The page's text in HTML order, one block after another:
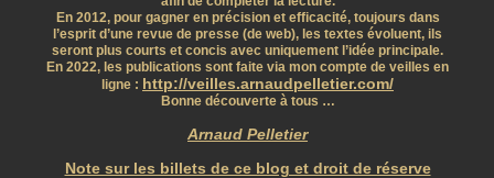
En 2012, pour gagner en précision et efficacité, toujours dans
l’esprit d’une revue de presse (de web), les textes évoluent, ils
seront plus courts et concis avec uniquement l’idée principale.
En 2022, les publications sont faite via mon compte de veilles en
ligne : http://veilles.arnaudpelletier.com/
Bonne découverte à tous …
Arnaud Pelletier
Note sur les billets de ce blog et droit de réserve